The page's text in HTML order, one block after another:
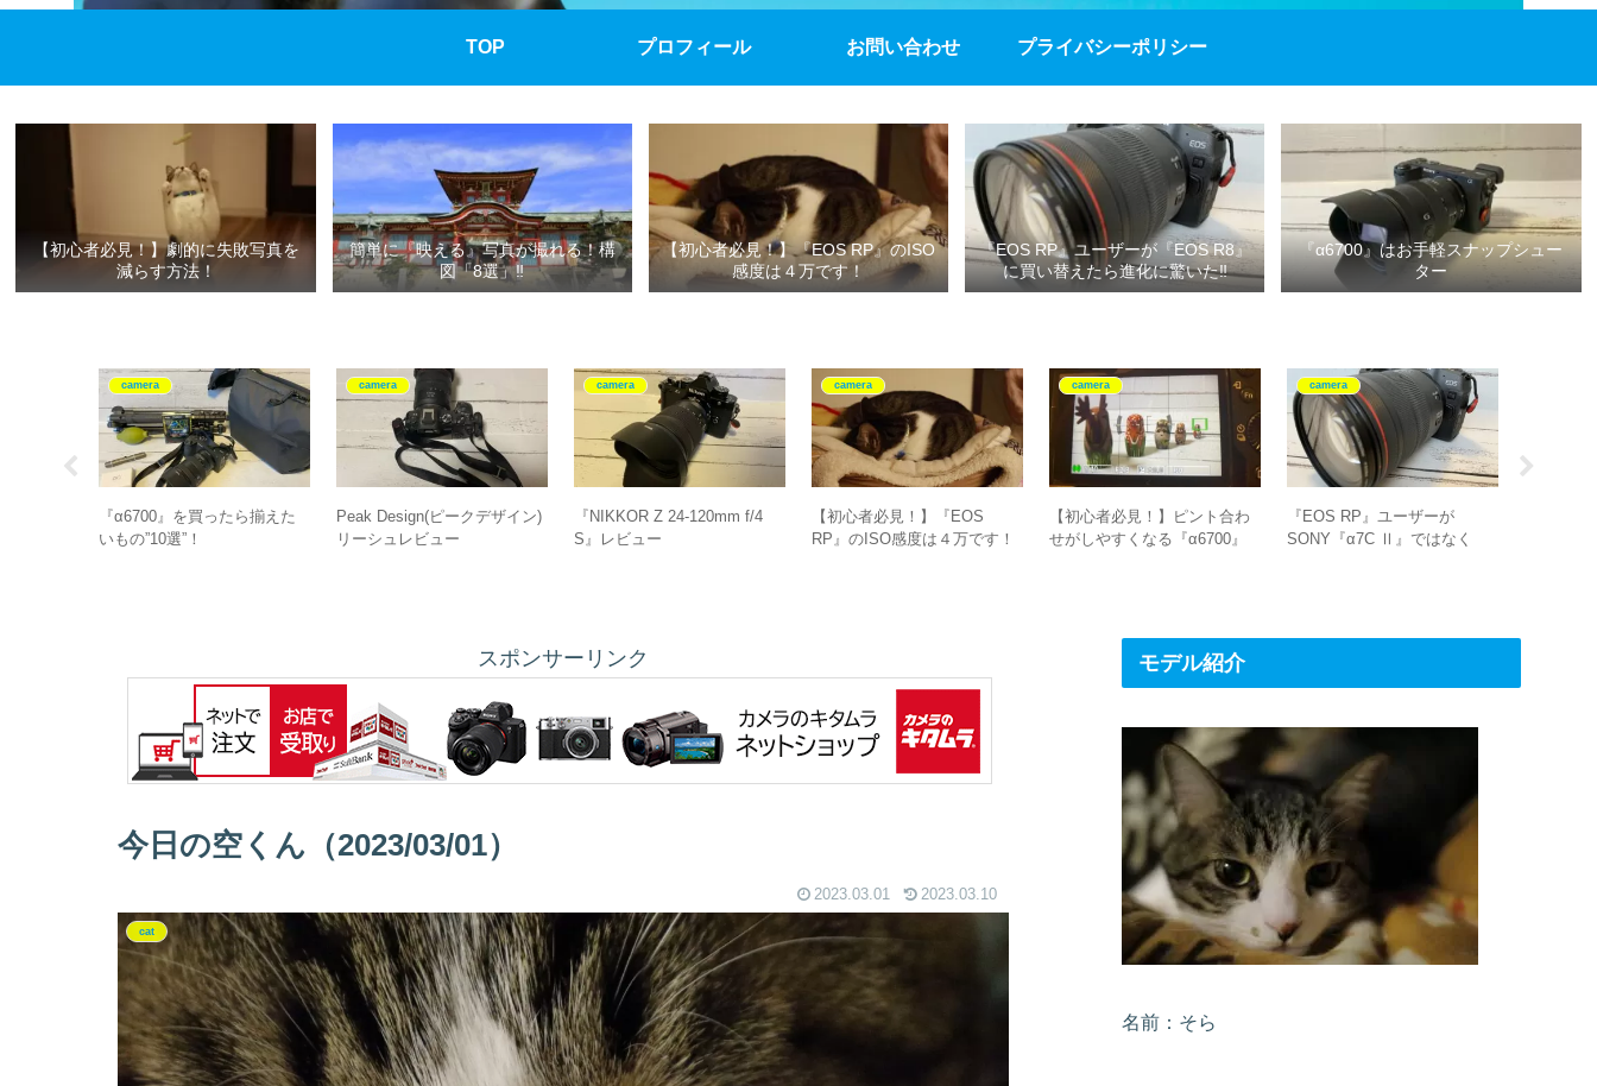
TOP プロフィール お問い合わせ プライバシーポリシー
【初心者必見！】劇的に失敗写真を
減らす方法！
簡単に『映える』写真が撮れる！構
図「8選」‼
【初心者必見！】『EOS RP』のISO
感度は４万です！
『EOS RP』ユーザーが『EOS R8』
に買い替えたら進化に驚いた‼
『α6700』はお手軽スナップシュー
ター
camera
『α6700』を買ったら揃えた
いもの”10選”！
camera
Peak Design(ピークデザイン)
リーシュレビュー
camera
『NIKKOR Z 24-120mm f/4
S』レビュー
camera
【初心者必見！】『EOS
RP』のISO感度は４万です！
camera
【初心者必見！】ピント合わ
せがしやすくなる『α6700』
camera
『EOS RP』ユーザーが
SONY『α7C Ⅱ』ではなく
スポンサーリンク
今日の空くん（2023/03/01）
2023.03.01 2023.03.10
cat
モデル紹介
名前：そら